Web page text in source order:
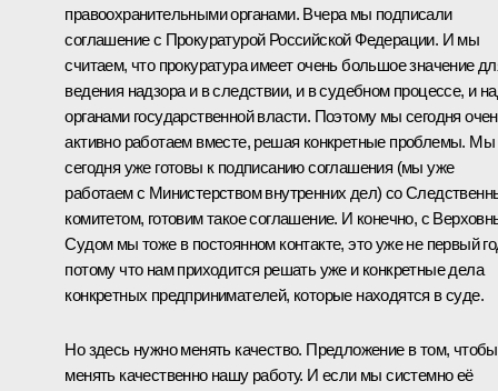
правоохранительными органами. Вчера мы подписали
соглашение с Прокуратурой Российской Федерации. И мы
считаем, что прокуратура имеет очень большое значение
ведения надзора и в следствии, и в судебном процессе, и
органами государственной власти. Поэтому мы сегодня
активно работаем вместе, решая конкретные проблемы. Мы
сегодня уже готовы к подписанию соглашения (мы уже
работаем с Министерством внутренних дел) со
комитетом, готовим такое соглашение. И конечно, с
Судом мы тоже в постоянном контакте, это уже не первый
потому что нам приходится решать уже и конкретные дела
конкретных предпринимателей, которые находятся в суде.
Но здесь нужно менять качество. Предложение в том, чтобы
менять качественно нашу работу. И если мы системно её